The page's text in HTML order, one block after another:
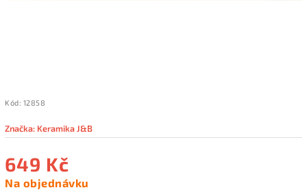
Kód: 12858
Značka: Keramika J&B
649 Kč
Na objednávku